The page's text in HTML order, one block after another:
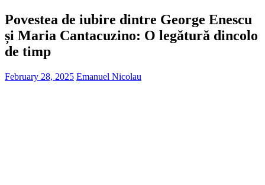
Povestea de iubire dintre George Enescu
și Maria Cantacuzino: O legătură dincolo
de timp
February 28, 2025 Emanuel Nicolau